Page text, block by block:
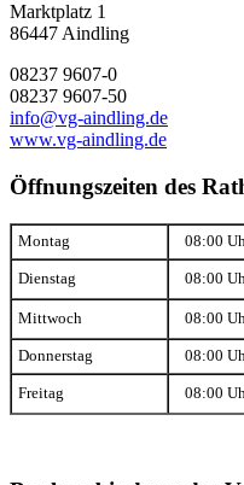
Marktplatz 1
86447 Aindling
08237 9607-0
08237 9607-50
info@vg-aindling.de
www.vg-aindling.de
Öffnungszeiten des
Montag 08:00
Dienstag 08:00
Mittwoch 08:00
Donnerstag 08:00
Freitag 08:00